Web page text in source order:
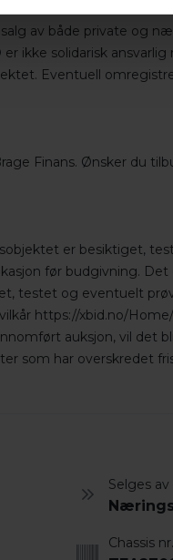
av både private og
ikke solidarisk
Eventuell
Finans. Ønsker du
er besiktiget,
før budgivning.
testet og eventuelt
https://xbid.no/
auksjon, vil det
som har overskredet
Selges av
Chassis